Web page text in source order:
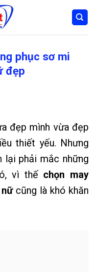
phục sơ mi
đẹp
đẹp mình vừa đẹp
thiết yếu. Nhưng
lại phải mắc những
vì thế chọn may
cũng là khó khăn